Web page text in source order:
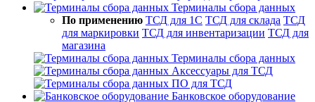
Терминалы сбора данных
По применению ТСД для 1С ТСД для склада ТСД
для маркировки ТСД для инвентаризации ТСД для
магазина
Терминалы сбора данных
Аксессуары для ТСД
ПО для ТСД
Банковское оборудование